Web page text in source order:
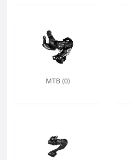
МТВ (0)